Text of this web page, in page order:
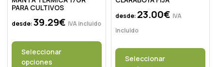
PARA CULTIVOS
desde:39.29€ IVA incluido
Seleccionar
opciones
desde: 23.00€ IVA
incluido
Seleccionar